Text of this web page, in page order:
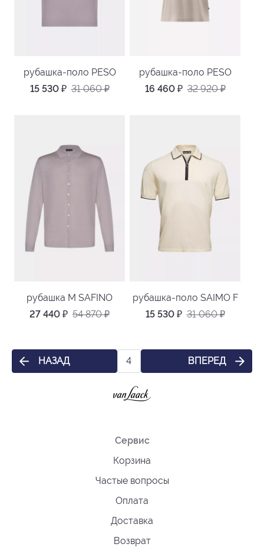
рубашка-поло PESO
15 530 ₽ 31 060₽
рубашка-поло PESO
16 460 ₽ 32 920₽
рубашка M SAFINO
27 440 ₽ 54 870₽
рубашка-поло SAIMO F
15 530 ₽ 31 060₽
НАЗАД 4 ВПЕРЕД
Сервис
Корзина
Частые вопросы
Оплата
Доставка
Возврат